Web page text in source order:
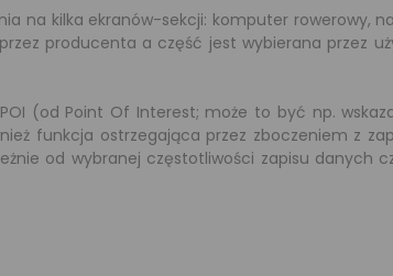
na kilka ekranów-sekcji: komputer rowerowy,
producenta a część jest wybierana przez
(od Point Of Interest; może to być np.
funkcja ostrzegająca przez zboczeniem z
od wybranej częstotliwości zapisu danych